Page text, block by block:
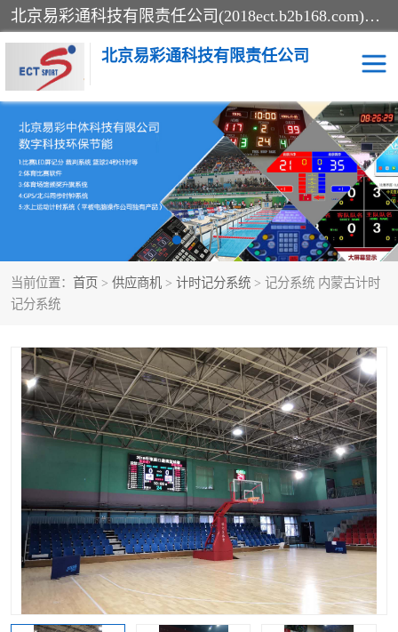
北京易彩通科技有限责任公司(2018ect.b2b168.com)主要提供陕西计时记分系统，全国统一热线：15611947915.北京易彩通科技有限责任公司有一支长期从事智能控制系统研发的高素质的队伍，具有嵌入式系统，视频系统、通信系统、网络系统，体育计时系统的知识和技能。强力打造体育比赛计时计分系统、智能升降旗系统、标准时钟系统、赛事编排及信息发布系统，为用户提供较新的，较廉价的，应用解决方案。
北京易彩通科技有限责任公司
当前位置： 首页 > 供应商机 > 计时记分系统 > 记分系统 内蒙古计时
记分系统
记分系统 游泳计时系统
智能颁奖旗系统 GPS同步时钟系统
计时计分及成绩处理系统 计时记分系统
体育场馆影像采集回放系 游泳馆水下摄影采集救生